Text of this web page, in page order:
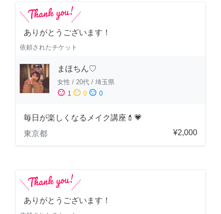
ありがとうございます！
依頼されたチケット
まほちん♡
女性 / 20代 / 埼玉県
sentiment_satisfied 1 sentiment_neutral 0 sentiment_dissatisfied 0
毎日が楽しくなるメイク講座💄💗
東京都
¥2,000
ありがとうございます！